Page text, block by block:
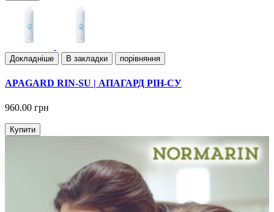
Докладнiше В закладки порівняння
APAGARD RIN-SU | АПАГАРД РІН-СУ
960.00 грн
Купити